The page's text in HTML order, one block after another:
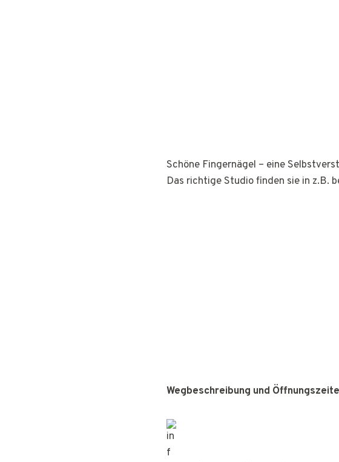
Schöne Fingernägel – eine
Das richtige Studio finden sie in z.B.
Wegbeschreibung und